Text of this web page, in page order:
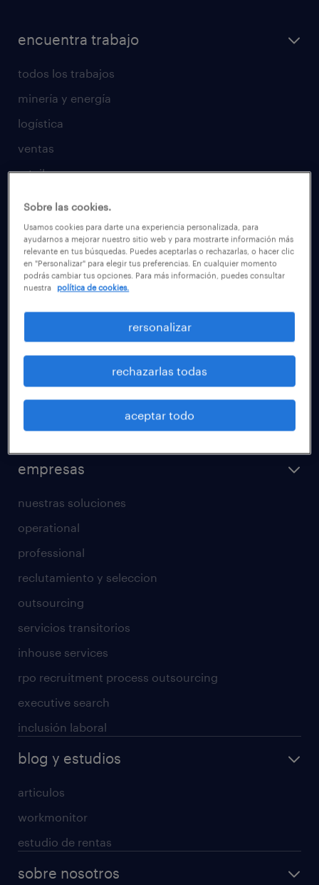
encuentra trabajo
todos los trabajos
minería y energía
logística
ventas
retail
tiempo completo
trabaja con nosotros
candidatos
consejos laborales
áreas de especializacion
calculadora salarial
operational
empresas
nuestras soluciones
operational
professional
reclutamiento y seleccion
outsourcing
servicios transitorios
inhouse services
rpo recruitment process outsourcing
executive search
inclusión laboral
blog y estudios
articulos
workmonitor
estudio de rentas
sobre nosotros
Sobre las cookies.
Usamos cookies para darte una experiencia personalizada, para
ayudarnos a mejorar nuestro sitio web y para mostrarte información más
relevante en tus búsquedas. Puedes aceptarlas o rechazarlas, o hacer clic
en "Personalizar" para elegir tus preferencias. En cualquier momento
podrás cambiar tus opciones. Para más información, puedes consultar
nuestra
política de cookies.
rersonalizar
rechazarlas todas
aceptar todo